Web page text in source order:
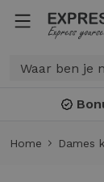
Home Dames